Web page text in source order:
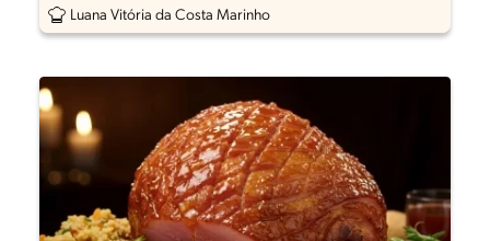
Luana Vitória da Costa Marinho